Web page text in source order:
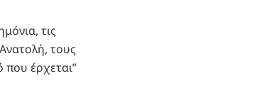
τις
τους
έρχεται”